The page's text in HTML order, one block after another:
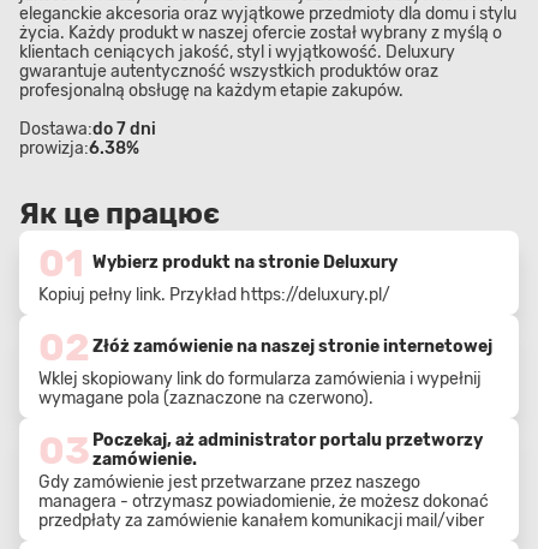
eleganckie akcesoria oraz wyjątkowe przedmioty dla domu i stylu
życia. Każdy produkt w naszej ofercie został wybrany z myślą o
klientach ceniących jakość, styl i wyjątkowość. Deluxury
gwarantuje autentyczność wszystkich produktów oraz
profesjonalną obsługę na każdym etapie zakupów.
Dostawa:do 7 dni
prowizja:6.38%
Як це працює
01 Wybierz produkt na stronie Deluxury
Kopiuj pełny link. Przykład https://deluxury.pl/
02 Złóż zamówienie na naszej stronie internetowej
Wklej skopiowany link do formularza zamówienia i wypełnij
wymagane pola (zaznaczone na czerwono).
03 Poczekaj, aż administrator portalu przetworzy
zamówienie.
Gdy zamówienie jest przetwarzane przez naszego
managera - otrzymasz powiadomienie, że możesz dokonać
przedpłaty za zamówienie kanałem komunikacji mail/viber